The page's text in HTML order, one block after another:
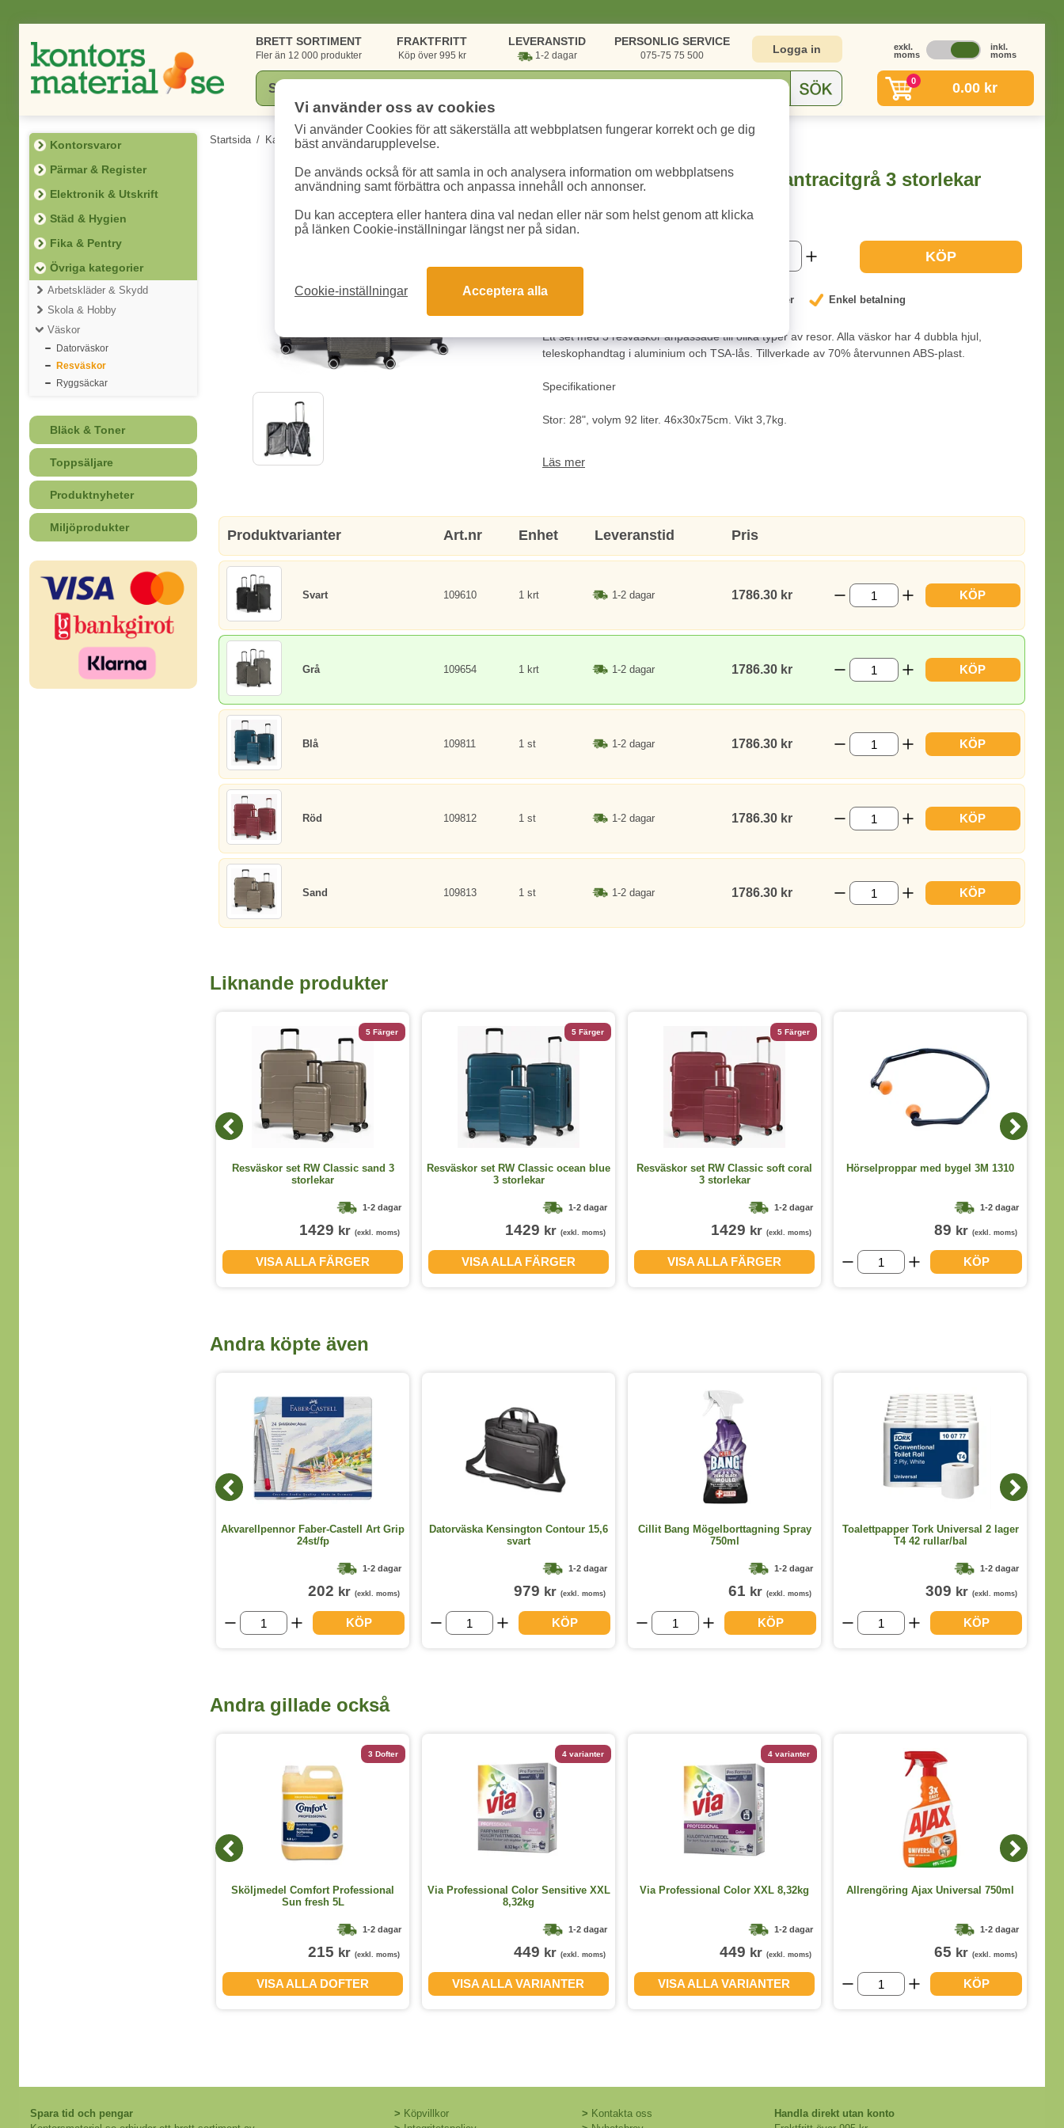
BRETT SORTIMENT
Fler än 12 000 produkter
FRAKTFRITT
Köp över 995 kr
LEVERANSTID
1-2 dagar
PERSONLIG SERVICE
075-75 75 500 Logga in
exkl.
moms
inkl.
moms
0 0.00 kr
Kontorsvaror
Pärmar & Register
Elektronik & Utskrift
Städ & Hygien
Fika & Pentry
Övriga kategorier
Arbetskläder & Skydd
Skola & Hobby
Väskor
Datorväskor
Resväskor
Ryggsäckar
Bläck & Toner
Toppsäljare
Produktnyheter
Miljöprodukter
Startsida / Kategorier / Övriga kategorier / Väskor Resväskor set RW Classic antracitgrå 3 storlekar
Resväskor set RW Classic antracitgrå 3 storlekar
Art.nr:109654 Enhet:1 krt 1-2 dagar
KÖP
Garanterat låga priser Enkel betalning
Ett set med 3 resväskor anpassade till olika typer av resor. Alla väskor har 4 dubbla hjul,
teleskophandtag i aluminium och TSA-lås. Tillverkade av 70% återvunnen ABS-plast.
Specifikationer
Stor: 28", volym 92 liter. 46x30x75cm. Vikt 3,7kg.
Läs mer
Produktvarianter Art.nr Enhet Leveranstid Pris
Svart 109610 1 krt 1-2 dagar 1786.30 kr KÖP
Grå 109654 1 krt 1-2 dagar 1786.30 kr KÖP
Blå 109811 1 st 1-2 dagar 1786.30 kr KÖP
Röd 109812 1 st 1-2 dagar 1786.30 kr KÖP
Sand 109813 1 st 1-2 dagar 1786.30 kr KÖP
Liknande produkter
5 Färger
Resväskor set RW Classic sand 3
storlekar
1-2 dagar
1429 kr (exkl. moms)
VISA ALLA FÄRGER
5 Färger
Resväskor set RW Classic ocean blue
3 storlekar
1-2 dagar
1429 kr (exkl. moms)
VISA ALLA FÄRGER
5 Färger
Resväskor set RW Classic soft coral
3 storlekar
1-2 dagar
1429 kr (exkl. moms)
VISA ALLA FÄRGER
Hörselproppar med bygel 3M 1310
1-2 dagar
89 kr (exkl. moms)
KÖP
Andra köpte även
Akvarellpennor Faber-Castell Art Grip
24st/fp
1-2 dagar
202 kr (exkl. moms)
KÖP
Datorväska Kensington Contour 15,6
svart
1-2 dagar
979 kr (exkl. moms)
KÖP
Cillit Bang Mögelborttagning Spray
750ml
1-2 dagar
61 kr (exkl. moms)
KÖP
Toalettpapper Tork Universal 2 lager
T4 42 rullar/bal
1-2 dagar
309 kr (exkl. moms)
KÖP
Andra gillade också
3 Dofter
Sköljmedel Comfort Professional
Sun fresh 5L
1-2 dagar
215 kr (exkl. moms)
VISA ALLA DOFTER
4 varianter
Via Professional Color Sensitive XXL
8,32kg
1-2 dagar
449 kr (exkl. moms)
VISA ALLA VARIANTER
4 varianter
Via Professional Color XXL 8,32kg
1-2 dagar
449 kr (exkl. moms)
VISA ALLA VARIANTER
Allrengöring Ajax Universal 750ml
1-2 dagar
65 kr (exkl. moms)
KÖP
Spara tid och pengar
> Köpvillkor
> Kontakta oss
Handla direkt utan konto
Vi använder oss av cookies
Vi använder Cookies för att säkerställa att webbplatsen fungerar korrekt och ge dig
bäst användarupplevelse.
De används också för att samla in och analysera information om webbplatsens
användning samt förbättra och anpassa innehåll och annonser.
Du kan acceptera eller hantera dina val nedan eller när som helst genom att klicka
på länken Cookie-inställningar längst ner på sidan.
Cookie-inställningar Acceptera alla